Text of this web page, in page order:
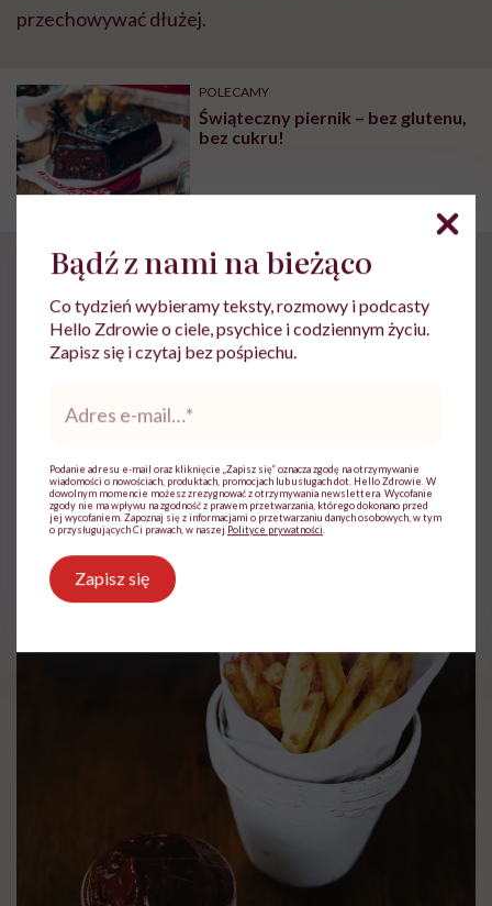
przechowywać dłużej.
POLECAMY
Świąteczny piernik – bez glutenu,
bez cukru!
Cienkie pieczone frytki
z ziemniaków z ostrym
sosem pomidorowym
Bądź z nami na bieżąco
Co tydzień wybieramy teksty, rozmowy i podcasty
Hello Zdrowie o ciele, psychice i codziennym życiu.
Zapisz się i czytaj bez pośpiechu.
mail*
Podanie adresu e-mail oraz kliknięcie „Zapisz się” oznacza zgodę na otrzymywanie
wiadomości o nowościach, produktach, promocjach lub usługach dot. Hello Zdrowie. W
dowolnym momencie możesz zrezygnować z otrzymywania newslettera. Wycofanie
zgody nie ma wpływu na zgodność z prawem przetwarzania, którego dokonano przed
jej wycofaniem. Zapoznaj się z informacjami o przetwarzaniu danych osobowych, w tym
o przysługujących Ci prawach, w naszej Polityce prywatności
Zapisz się